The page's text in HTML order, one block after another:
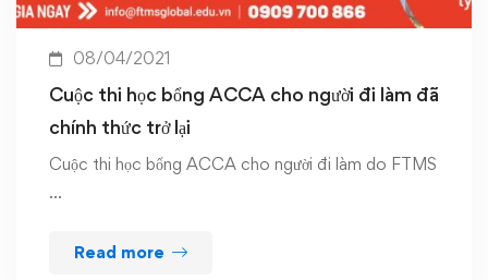
08/04/2021
Cuộc thi học bổng ACCA cho người đi làm đã
chính thức trở lại
Cuộc thi học bổng ACCA cho người đi làm do FTMS
…
Read more